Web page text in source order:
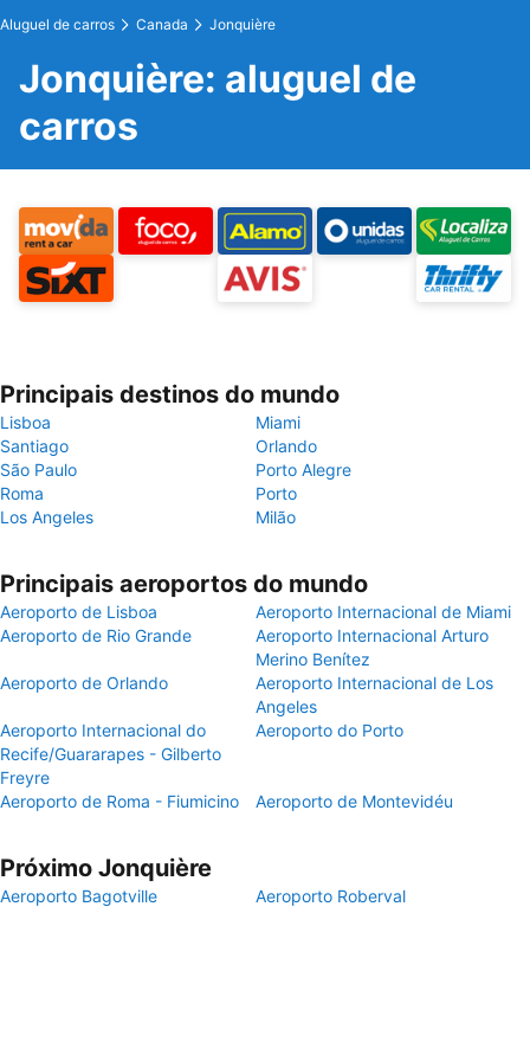
Aluguel de carros Canada Jonquière
Jonquière: aluguel de
carros
Principais destinos do mundo
Lisboa
Miami
Santiago
Orlando
São Paulo
Porto Alegre
Roma
Porto
Los Angeles
Milão
Principais aeroportos do mundo
Aeroporto de Lisboa
Aeroporto Internacional de Miami
Aeroporto de Rio Grande
Aeroporto Internacional Arturo
Merino Benítez
Aeroporto de Orlando
Aeroporto Internacional de Los
Angeles
Aeroporto Internacional do
Recife/Guararapes - Gilberto
Freyre
Aeroporto do Porto
Aeroporto de Roma - Fiumicino Aeroporto de Montevidéu
Próximo Jonquière
Aeroporto Bagotville Aeroporto Roberval